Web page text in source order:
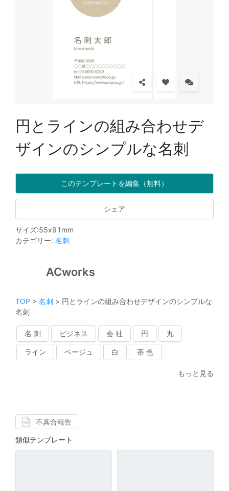
円とラインの組み合わせデ
ザインのシンプルな名刺
このテンプレートを編集（無料）
シェア
サイズ:55x91 mm
カテゴリー: 名刺
ACworks
TOP > 名刺 > 円とラインの組み合わせデザインのシンプルな
名刺
名 刺 ビジネス 会 社 円 丸
ライン ベージュ 白 茶 色
もっと見る
不具合報告
類似テンプレート